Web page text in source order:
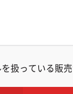
扱っている販